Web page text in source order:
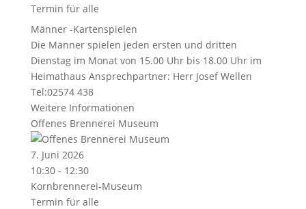
Termin für alle
Männer -Kartenspielen
Die Männer spielen jeden ersten und dritten
Dienstag im Monat von 15.00 Uhr bis 18.00 Uhr im
Heimathaus Ansprechpartner: Herr Josef Wellen
Tel:02574 438
Weitere Informationen
Offenes Brennerei Museum
7. Juni 2026
10:30 - 12:30
Kornbrennerei-Museum
Termin für alle